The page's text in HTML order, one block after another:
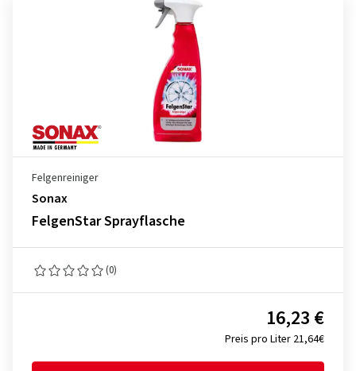
Felgenreiniger
Sonax
FelgenStar Sprayflasche
(0)
Preis pro Liter 21,64€
16,23 €